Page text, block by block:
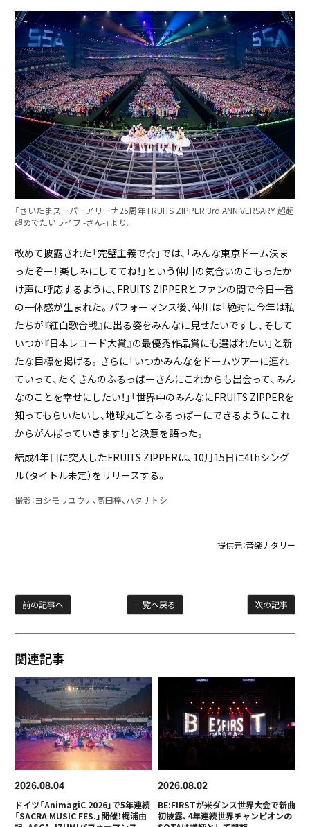
「さいたまスーパーアリーナ25周年 FRUITS ZIPPER 3rd ANNIVERSARY 超超
超めでたいライブ -さん-」より。
改めて披露された「完璧主義で☆」では、「みんな東京ドーム決ま
ったぞー！ 楽しみにしててね！」という仲川の気合いのこもったか
け声に呼応するように、FRUITS ZIPPERとファンの間で今日一番
の一体感が生まれた。パフォーマンス後、仲川は「絶対に今年は私
たちが『紅白歌合戦』に出る姿をみんなに見せたいですし、そして
いつか『日本レコード大賞』の最優秀作品賞にも選ばれたい」と新
たな目標を掲げる。さらに「いつかみんなをドームツアーに連れ
ていって、たくさんのふるっぱーさんにこれからも出会って、みん
なのことを幸せにしたい！」「世界中のみんなにFRUITS ZIPPERを
知ってもらいたいし、地球丸ごとふるっぱーにできるようにこれ
からがんばっていきます！」と決意を語った。
結成4年目に突入したFRUITS ZIPPERは、10月15日に4thシング
ル（タイトル未定）をリリースする。
撮影：ヨシモリユウナ、高田梓、ハタサトシ
提供元：音楽ナタリー
次の記事
一覧へ戻る
前の記事へ
関連記事
2026 08 04
ドイツ「AnimagiC 2026」で5年連続
「SACRA MUSIC FES.」開催！梶浦由
2026 08 02
BE:FIRSTが米ダンス世界大会で新曲
初披露、4年連続世界チャンピオンの